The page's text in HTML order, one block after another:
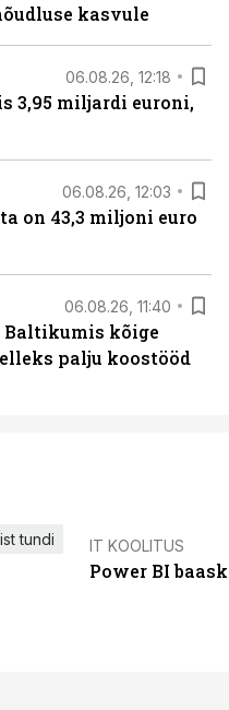
kasvule
06.08.26, 12:18
3,95 miljardi euroni,
06.08.26, 12:03
on 43,3 miljoni euro
06.08.26, 11:40
Baltikumis kõige
palju koostööd
tundi IT KOOLITUS
Power BI